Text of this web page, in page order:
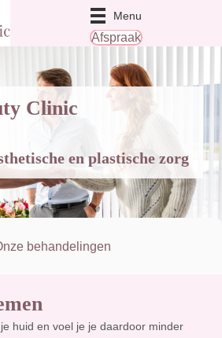
Menu
Afspraak
Clinic
en plastische zorg
behandelingen
huid en voel je je daardoor minder